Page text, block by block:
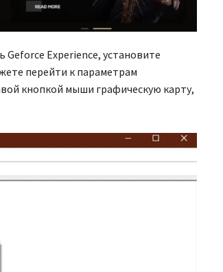
Experience, установите
перейти к параметрам
кнопкой мыши графическую карту,